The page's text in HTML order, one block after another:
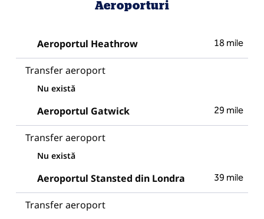
Aeroporturi
Aeroportul Heathrow 18 mile
Transfer aeroport
Nu există
Aeroportul Gatwick 29 mile
Transfer aeroport
Nu există
Aeroportul Stansted din Londra 39 mile
Transfer aeroport